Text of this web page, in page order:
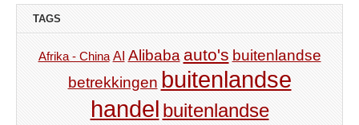
TAGS
Afrika - China AI Alibaba auto's buitenlandse
betrekkingen buitenlandse
handel buitenlandse